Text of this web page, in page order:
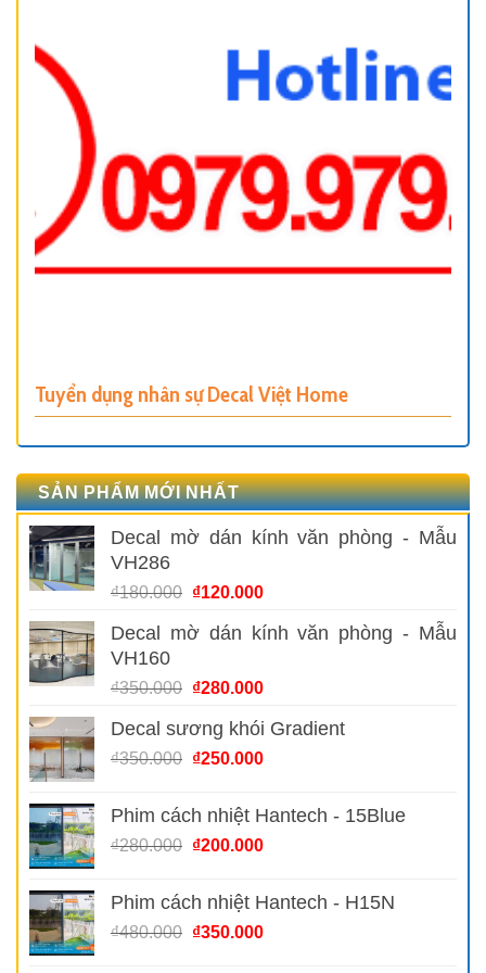
Tuyển dụng nhân sự Decal Việt Home
SẢN PHẨM MỚI NHẤT
Decal mờ dán kính văn phòng - Mẫu
VH286
₫180.000 Giá
là:
₫120.000Giá
tại
₫120.000.
Decal mờ dán kính văn phòng - Mẫu
VH160
₫350.000 Giá
là:
₫350.000.
₫280.000Giá
tại
là:
Decal sương khói Gradient
₫350.000 Giá
₫350.000.
₫250.000Giá
là:
₫250.000.
Phim cách nhiệt Hantech - 15Blue
₫280.000 Giá
₫280.000.
₫200.000Giá
là:
₫200.000.
Phim cách nhiệt Hantech - H15N
₫480.000 Giá
₫350.000Giá